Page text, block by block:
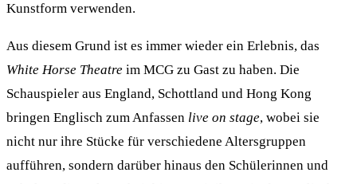
Kunstform verwenden.
Aus diesem Grund ist es immer wieder ein Erlebnis, das
White Horse Theatre im MCG zu Gast zu haben. Die
Schauspieler aus England, Schottland und Hong Kong
bringen Englisch zum Anfassen live on stage, wobei sie
nicht nur ihre Stücke für verschiedene Altersgruppen
aufführen, sondern darüber hinaus den Schülerinnen und